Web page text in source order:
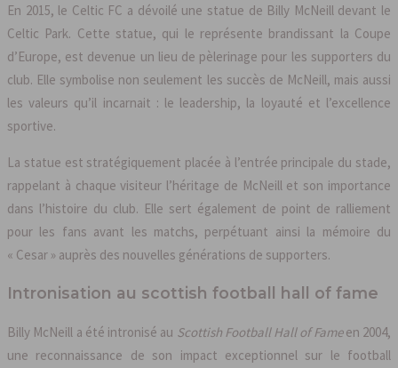
En 2015, le Celtic FC a dévoilé une statue de Billy McNeill devant le
Celtic Park. Cette statue, qui le représente brandissant la Coupe
d’Europe, est devenue un lieu de pèlerinage pour les supporters du
club. Elle symbolise non seulement les succès de McNeill, mais aussi
les valeurs qu’il incarnait : le leadership, la loyauté et l’excellence
sportive.
La statue est stratégiquement placée à l’entrée principale du stade,
rappelant à chaque visiteur l’héritage de McNeill et son importance
dans l’histoire du club. Elle sert également de point de ralliement
pour les fans avant les matchs, perpétuant ainsi la mémoire du
« Cesar » auprès des nouvelles générations de supporters.
Intronisation au scottish football hall of fame
Billy McNeill a été intronisé au Scottish Football Hall of Fameen 2004,
une reconnaissance de son impact exceptionnel sur le football